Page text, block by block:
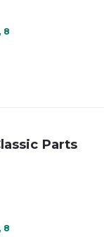
8
Parts
8